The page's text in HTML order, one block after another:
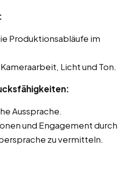
Produktionsabläufe im
Licht und Ton.
Aussprache.
und Engagement durch
zu vermitteln.